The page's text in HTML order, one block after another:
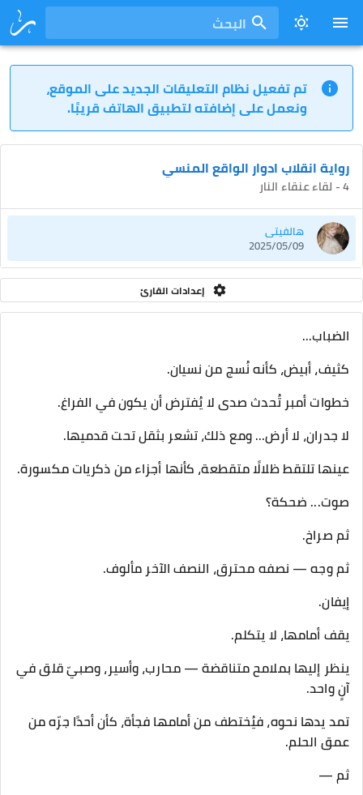
البحث
تم تفعيل نظام التعليقات الجديد على الموقع،
ونعمل على إضافته لتطبيق الهاتف قريبًا.
رواية انقلاب ادوار الواقع المنسي
4 - لقاء عنقاء النار
هالفيتي
2025/05/09
إعدادات القارئ
الضباب...
كثيف، أبيض، كأنه نُسج من نسيان.
خطوات أمبر تُحدث صدى لا يُفترض أن يكون في الفراغ.
لا جدران، لا أرض... ومع ذلك، تشعر بثقل تحت قدميها.
عينها تلتقط ظلالًا متقطعة، كأنها أجزاء من ذكريات مكسورة.
صوت... ضحكة؟
ثم صراخ.
ثم وجه — نصفه محترق، النصف الآخر مألوف.
إيفان.
يقف أمامها، لا يتكلم.
ينظر إليها بملامح متناقضة — محارب، وأسير، وصبيّ قلق في
آنٍ واحد.
تمد يدها نحوه، فيُختطف من أمامها فجأة، كأن أحدًا جرّه من
عمق الحلم.
ثم —